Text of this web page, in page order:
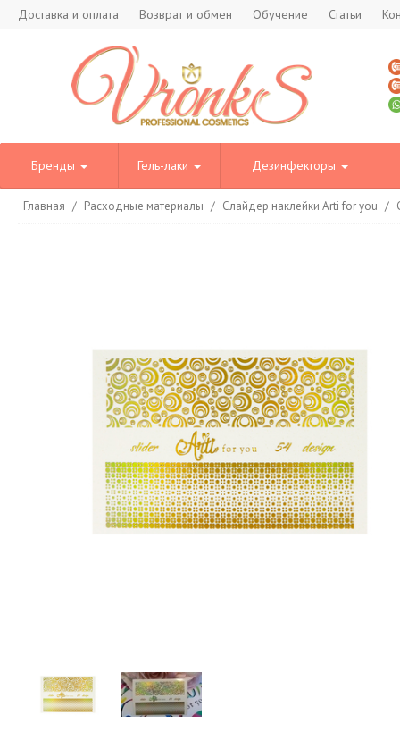
Доставка и оплата Возврат и обмен Обучение Статьи
Бренды Гель-лаки Дезинфекторы
Главная / Расходные материалы / Слайдер наклейки Arti for you /